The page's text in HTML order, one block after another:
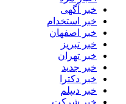
خبر آگهی
خبر استخدام
خبر اصفهان
خبر تبریز
خبر تهران
خبر جدید
خبر دکترا
خبر دیپلم
خبر شرکت